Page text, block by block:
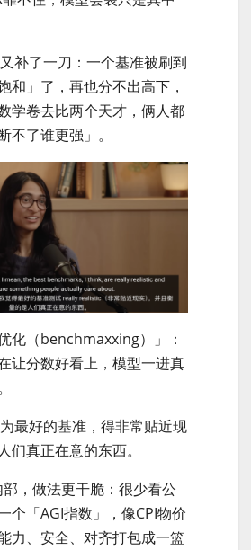
补了一刀：一个基准被刷到
和」了，再也分不出高下，
学卷去比两个天才，俩人都
不了谁更强」。
化（benchmaxxing）」：
让分数好看上，模型一进真
最好的基准，得非常贴近现
们真正在意的东西。
，做法更干脆：很少看公
个「AGI指数」，像CPI物价
力、安全、对齐打包成一篮